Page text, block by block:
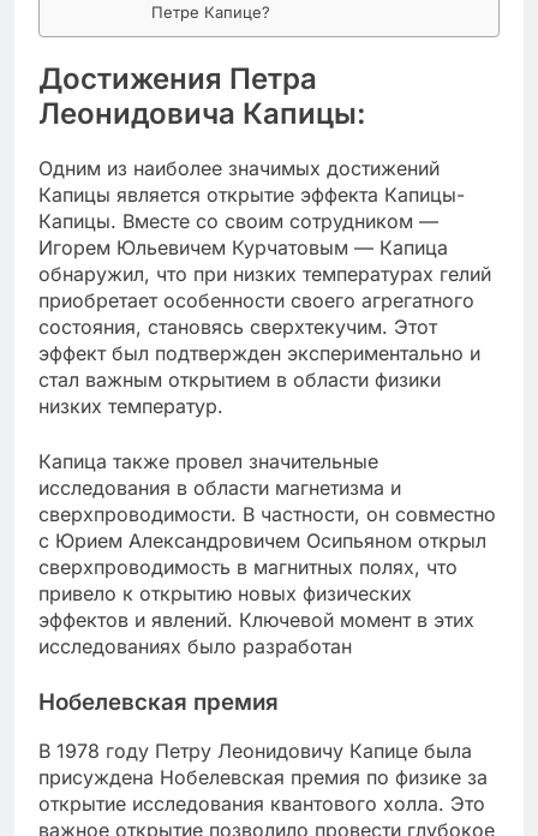
Петре Капице?
Достижения Петра
Леонидовича Капицы:
Одним из наиболее значимых достижений
Капицы является открытие эффекта Капицы-
Капицы. Вместе со своим сотрудником —
Игорем Юльевичем Курчатовым — Капица
обнаружил, что при низких температурах гелий
приобретает особенности своего агрегатного
состояния, становясь сверхтекучим. Этот
эффект был подтвержден экспериментально и
стал важным открытием в области физики
низких температур.
Капица также провел значительные
исследования в области магнетизма и
сверхпроводимости. В частности, он совместно
с Юрием Александровичем Осипьяном открыл
сверхпроводимость в магнитных полях, что
привело к открытию новых физических
эффектов и явлений. Ключевой момент в этих
исследованиях было разработан
Нобелевская премия
В 1978 году Петру Леонидовичу Капице была
присуждена Нобелевская премия по физике за
открытие исследования квантового холла. Это
важное открытие позволило провести глубокое